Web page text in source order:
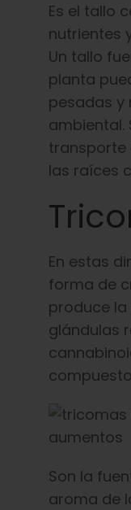
Es el tallo
nutrientes
Un tallo
planta
pesadas y
ambiental.
transporte
las raíces
En estas
forma de
produce la
glándulas
Son la
aroma de